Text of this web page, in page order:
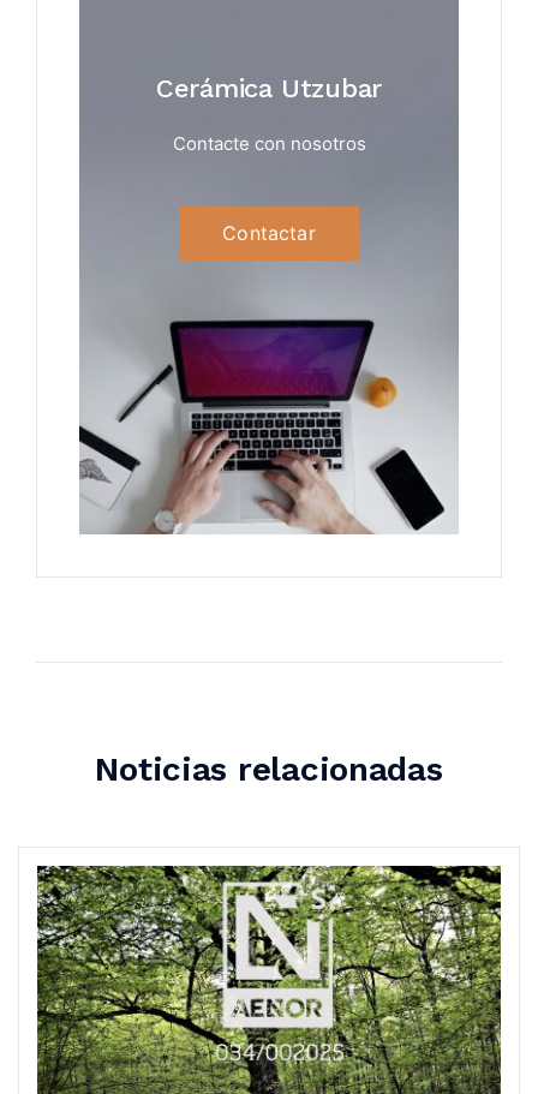
Cerámica Utzubar
Contacte con nosotros
Contactar
Noticias relacionadas